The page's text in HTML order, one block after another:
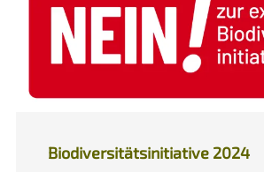
Biodiversitätsinitiative 2024